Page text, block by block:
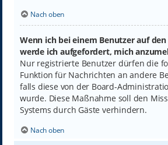
Nach oben
Wenn ich bei einem Benutzer auf
werde ich aufgefordert, mich
Nur registrierte Benutzer dürfen die
Funktion für Nachrichten an andere
falls diese von der Board-
wurde. Diese Maßnahme soll den
Systems durch Gäste verhindern.
Nach oben